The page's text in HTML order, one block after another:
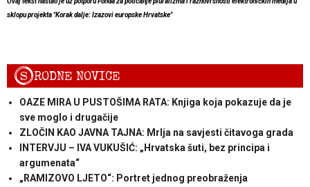
sklopu projekta "Korak dalje: Izazovi europske Hrvatske"
SRODNE NOVICE
OAZE MIRA U PUSTOŠIMA RATA: Knjiga koja pokazuje da je
sve moglo i drugačije
ZLOČIN KAO JAVNA TAJNA: Mrlja na savjesti čitavoga grada
INTERVJU – IVA VUKUŠIĆ: „Hrvatska šuti, bez principa i
argumenata“
„RAMIZOVO LJETO“: Portret jednog preobraženja